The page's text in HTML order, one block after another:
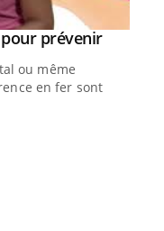
prévenirYoutube
ou même
en fer sont